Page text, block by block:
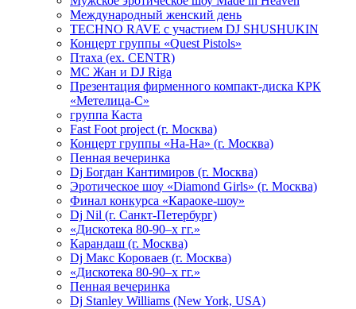
Международный женский день
TECHNO RAVE с участием DJ SHUSHUKIN
Концерт группы «Quest Pistols»
Птаха (ex. CENTR)
МС Жан и DJ Riga
Презентация фирменного компакт-диска КРК
«Метелица-С»
группа Каста
Fast Foot project (г. Москва)
Концерт группы «На-На» (г. Москва)
Пенная вечеринка
Dj Богдан Кантимиров (г. Москва)
Эротическое шоу «Diamond Girls» (г. Москва)
Финал конкурса «Караоке-шоу»
Dj Nil (г. Санкт-Петербург)
«Дискотека 80-90–х гг.»
Карандаш (г. Москва)
Dj Макс Короваев (г. Москва)
«Дискотека 80-90–х гг.»
Пенная вечеринка
Dj Stanley Williams (New York, USA)